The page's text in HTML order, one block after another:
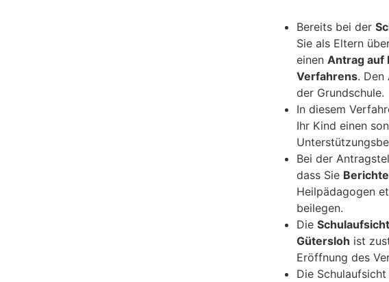
Bereits bei der
Sie als Eltern
einenAntrag auf
Verfahrens. Den
der Grundschule.
In diesem
Ihr Kind einen
Bei der
dass Sie Berichte
Heilpädagogen
beilegen.
Die
Gütersloh ist
Eröffnung des
Die